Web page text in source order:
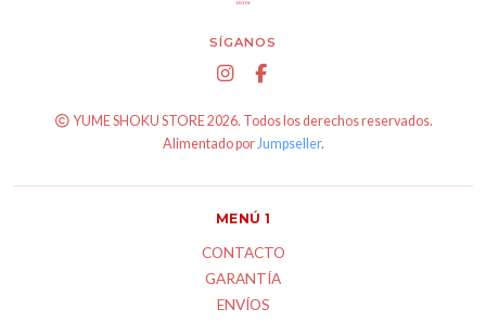
SÍGANOS
YUME SHOKU STORE 2026. Todos los derechos reservados.
Alimentado porJumpseller.
MENÚ 1
CONTACTO
GARANTÍA
ENVÍOS